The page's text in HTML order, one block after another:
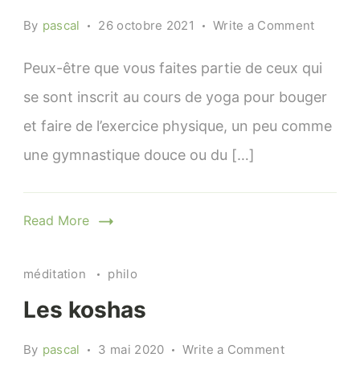
By pascal 26 octobre 2021 Write a Commenton
ce
yoga
sport
Peux-être que vous faites partie de ceux qui
se sont inscrit au cours de yoga pour bouger
et faire de l’exercice physique, un peu comme
une gymnastique douce ou du […]
Read More
méditation philo
Les koshas
By pascal 3 mai 2020 Write a Commenton